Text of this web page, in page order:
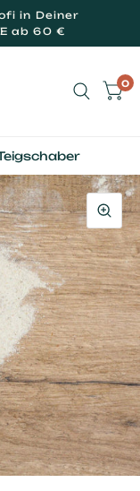
in Deiner
ab 60 €
0